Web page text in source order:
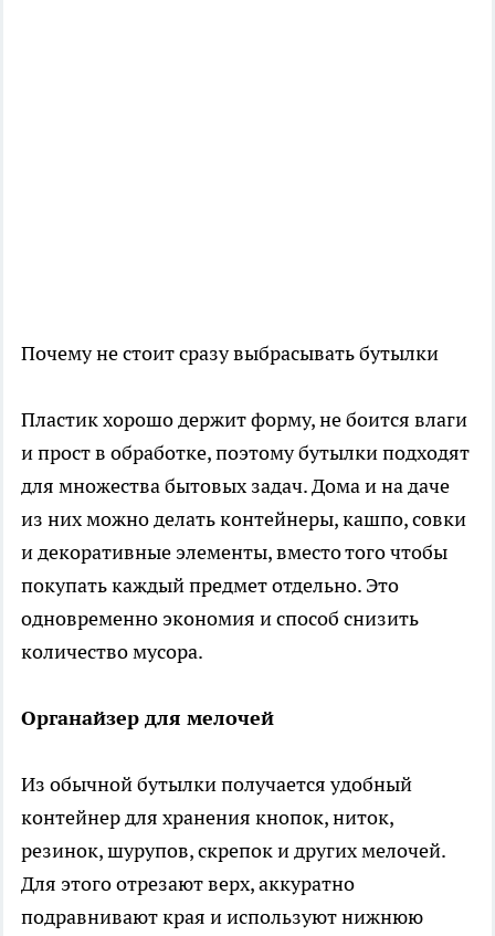
Почему не стоит сразу выбрасывать бутылки
Пластик хорошо держит форму, не боится влаги
и прост в обработке, поэтому бутылки подходят
для множества бытовых задач. Дома и на даче
из них можно делать контейнеры, кашпо, совки
и декоративные элементы, вместо того чтобы
покупать каждый предмет отдельно. Это
одновременно экономия и способ снизить
количество мусора.
Органайзер для мелочей
Из обычной бутылки получается удобный
контейнер для хранения кнопок, ниток,
резинок, шурупов, скрепок и других мелочей.
Для этого отрезают верх, аккуратно
подравнивают края и используют нижнюю